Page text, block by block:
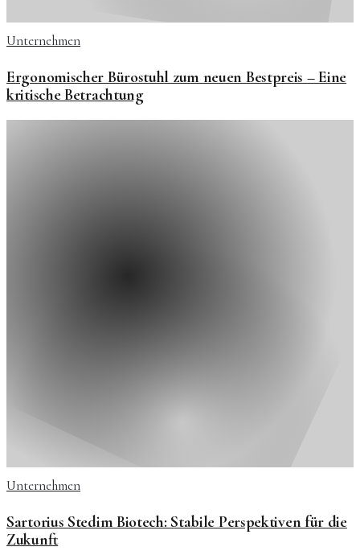
Unternehmen
Ergonomischer Bürostuhl zum neuen Bestpreis – Eine
kritische Betrachtung
Unternehmen
Sartorius Stedim Biotech: Stabile Perspektiven für die
Zukunft